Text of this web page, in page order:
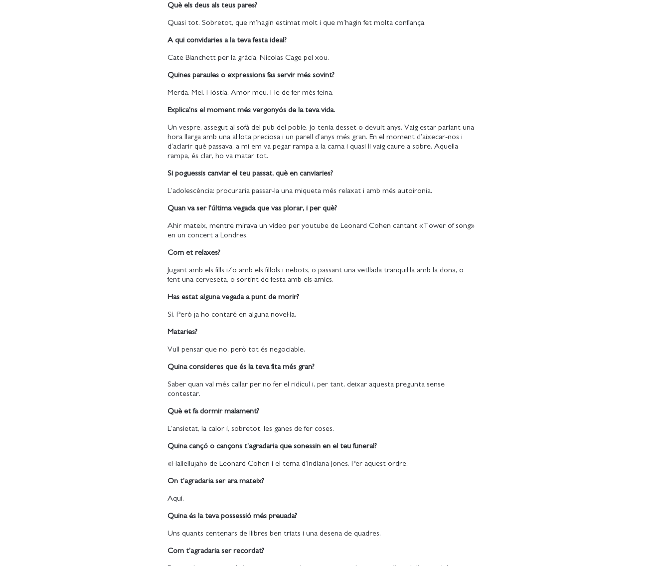
Què els deus als teus pares?
Quasi tot. Sobretot, que m’hagin estimat molt i que m’hagin fet molta confiança.
A qui convidaries a la teva festa ideal?
Cate Blanchett per la gràcia, Nicolas Cage pel xou.
Quines paraules o expressions fas servir més sovint?
Merda. Mel. Hòstia. Amor meu. He de fer més feina.
Explica’ns el moment més vergonyós de la teva vida.
Un vespre, assegut al sofà del pub del poble. Jo tenia desset o devuit anys. Vaig estar parlant una
hora llarga amb una al·lota preciosa i un parell d’anys més gran. En el moment d’aixecar-nos i
d’aclarir què passava, a mi em va pegar rampa a la cama i quasi li vaig caure a sobre. Aquella
rampa, és clar, ho va matar tot.
Si poguessis canviar el teu passat, què en canviaries?
L’adolescència: procuraria passar-la una miqueta més relaxat i amb més autoironia.
Quan va ser l’última vegada que vas plorar, i per què?
Ahir mateix, mentre mirava un vídeo per youtube de Leonard Cohen cantant «Tower of song»
en un concert a Londres.
Com et relaxes?
Jugant amb els fills i/o amb els fillols i nebots, o passant una vetllada tranquil·la amb la dona, o
fent una cerveseta, o sortint de festa amb els amics.
Has estat alguna vegada a punt de morir?
Sí. Però ja ho contaré en alguna novel·la.
Mataries?
Vull pensar que no, però tot és negociable.
Quina consideres que és la teva fita més gran?
Saber quan val més callar per no fer el ridícul i, per tant, deixar aquesta pregunta sense
contestar.
Què et fa dormir malament?
L’ansietat, la calor i, sobretot, les ganes de fer coses.
Quina cançó o cançons t’agradaria que sonessin en el teu funeral?
«Hallellujah» de Leonard Cohen i el tema d’Indiana Jones. Per aquest ordre.
On t’agradaria ser ara mateix?
Aquí.
Quina és la teva possessió més preuada?
Uns quants centenars de llibres ben triats i una desena de quadres.
Com t’agradaria ser recordat?